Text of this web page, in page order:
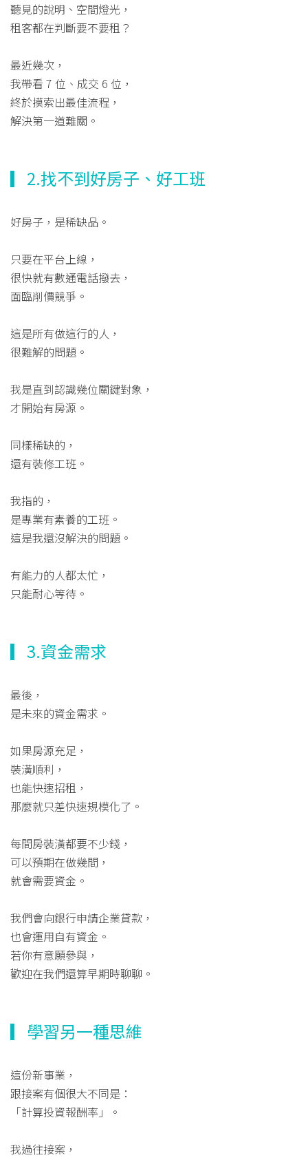
聽見的說明、空間燈光，
租客都在判斷要不要租？
最近幾次，
我帶看 7 位、成交 6 位，
終於摸索出最佳流程，
解決第一道難關。
▎2.找不到好房子、好工班
好房子，是稀缺品。
只要在平台上線，
很快就有數通電話撥去，
面臨削價競爭。
這是所有做這行的人，
很難解的問題。
我是直到認識幾位關鍵對象，
才開始有房源。
同樣稀缺的，
還有裝修工班。
我指的，
是專業有素養的工班。
這是我還沒解決的問題。
有能力的人都太忙，
只能耐心等待。
▎3.資金需求
最後，
是未來的資金需求。
如果房源充足，
裝潢順利，
也能快速招租，
那麼就只差快速規模化了。
每間房裝潢都要不少錢，
可以預期在做幾間，
就會需要資金。
我們會向銀行申請企業貸款，
也會運用自有資金。
若你有意願參與，
歡迎在我們還算早期時聊聊。
▎學習另一種思維
這份新事業，
跟接案有個很大不同是：
「計算投資報酬率」。
我過往接案，